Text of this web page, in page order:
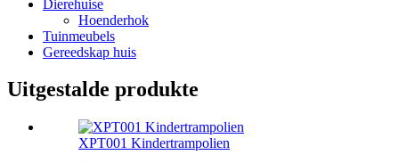
Dierehuise
Hoenderhok
Tuinmeubels
Gereedskap huis
Uitgestalde produkte
XPT001 Kindertrampolien